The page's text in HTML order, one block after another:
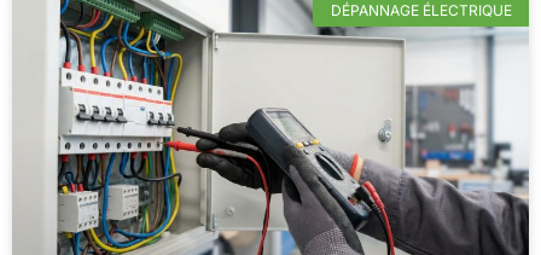
DÉPANNAGE ÉLECTRIQUE